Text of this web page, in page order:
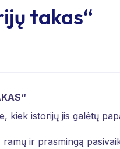
takas“
kiek istorijų jis galėtų
ir prasmingą